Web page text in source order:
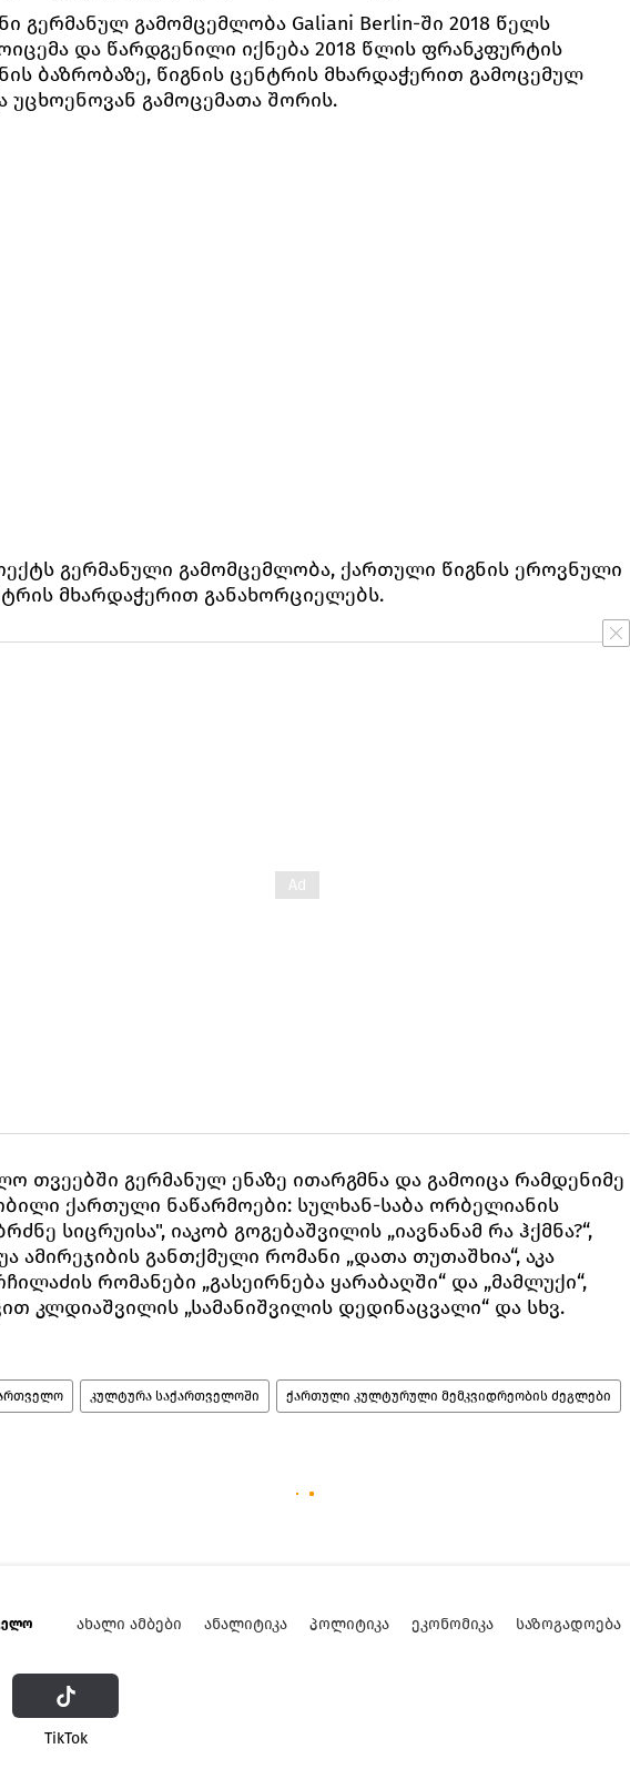
გერმანულ გამომცემლობა Galiani Berlin-ში 2018 წელს
და წარდგენილი იქნება 2018 წლის ფრანკფურტის
ბაზრობაზე, წიგნის ცენტრის მხარდაჭერით გამოცემულ
უცხოენოვან გამოცემათა შორის.
გერმანული გამომცემლობა, ქართული წიგნის ეროვნული
მხარდაჭერით განახორციელებს.
თვეებში გერმანულ ენაზე ითარგმნა და გამოიცა რამდენიმე
ქართული ნაწარმოები: სულხან-საბა ორბელიანის
სიცრუისა", იაკობ გოგებაშვილის „იავნანამ რა ჰქმნა?“,
ამირეჯიბის განთქმული რომანი „დათა თუთაშხია“, აკა
რომანები „გასეირნება ყარაბაღში“ და „მამლუქი“,
კლდიაშვილის „სამანიშვილის დედინაცვალი“ და სხვ.
კულტურა საქართველოში ქართული კულტურული მემკვიდრეობის ძეგლები
ᲐᲮᲐᲚᲘ ᲐᲛᲑᲔᲑᲘ ᲐᲜᲐᲚᲘᲢᲘᲙᲐ ᲞᲝᲚᲘᲢᲘᲙᲐ ᲔᲙᲝᲜᲝᲛᲘᲙᲐ ᲡᲐᲖᲝᲒᲐᲓᲝᲔᲑᲐ
ТikТоk